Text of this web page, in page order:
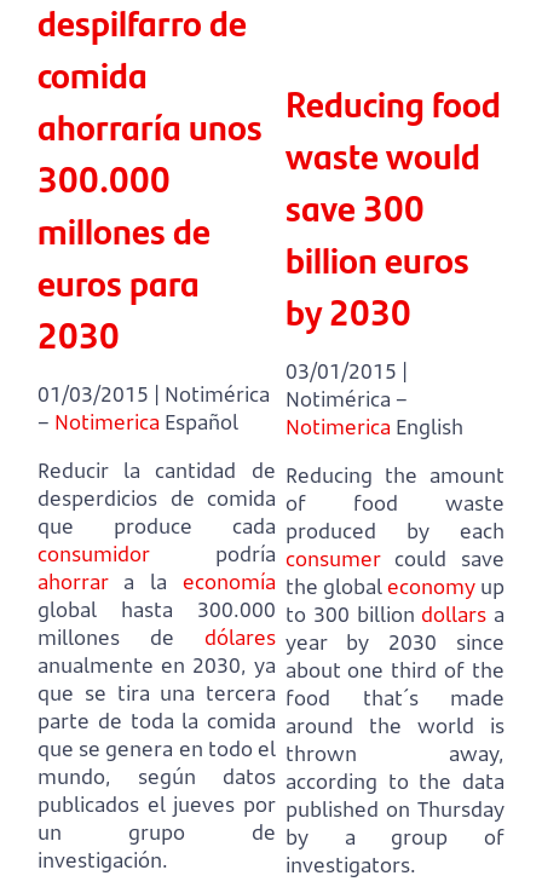
despilfarro de
comida
ahorraría unos
300.000
millones de
euros para
2030
01/03/2015 | Notimérica
– Notimerica Español
Reducir la cantidad de
desperdicios de comida
que produce cada
consumidorpodría
ahorrara la economía
global hasta 300.000
millones de dólares
anualmente en 2030, ya
que se tira una tercera
parte de toda la comida
que se genera en todo el
mundo,
según datos
publicados el jueves por
un grupo de
investigación.
Reducing food
waste would
save 300
billion euros
by 2030
03/01/2015 |
Notimérica –
Notimerica English
Reducing the amount
of food waste
produced by each
consumercould save
the globaleconomyup
to 300 billion dollars a
year by 2030
since
about one third of the
food that´s made
around the world is
thrown away,
according to the data
published on Thursday
by a group of
investigators.